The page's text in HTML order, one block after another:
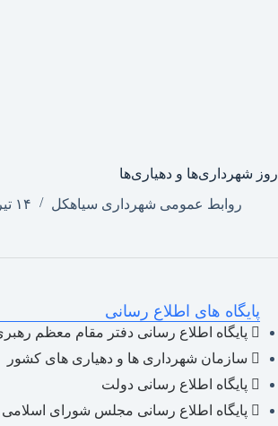
روز شهرداری‌ها و دهیاری‌ها
روابط عمومی شهرداری سیاهکل
۱۴ تیر ۱۴۰۵
پایگاه های اطلاع رسانی
پایگاه اطلاع رسانی دفتر مقام معظم
سازمان شهرداری ها و دهیاری های کشور
پایگاه اطلاع رسانی دولت
پایگاه اطلاع رسانی مجلس شورای